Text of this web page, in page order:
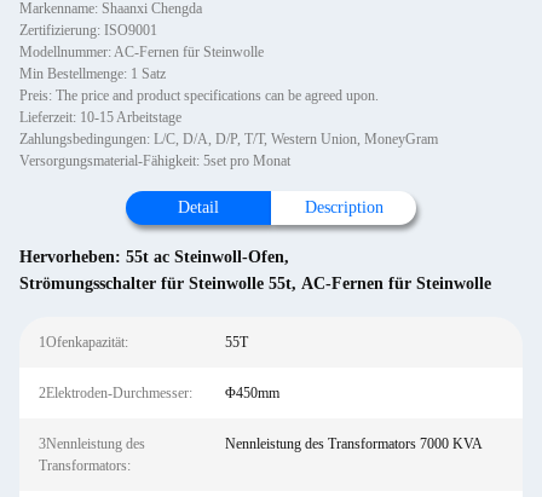
Markenname: Shaanxi Chengda
Zertifizierung: ISO9001
Modellnummer: AC-Fernen für Steinwolle
Min Bestellmenge: 1 Satz
Preis: The price and product specifications can be agreed upon.
Lieferzeit: 10-15 Arbeitstage
Zahlungsbedingungen: L/C, D/A, D/P, T/T, Western Union, MoneyGram
Versorgungsmaterial-Fähigkeit: 5set pro Monat
Detail Description
Hervorheben: 55t ac Steinwoll-Ofen,
Strömungsschalter für Steinwolle 55t, AC-Fernen für Steinwolle
1Ofenkapazität: 55T
2Elektroden-Durchmesser: Φ450mm
3Nennleistung des
Transformators:
Nennleistung des Transformators 7000 KVA